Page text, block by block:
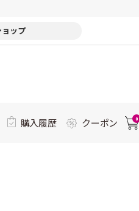
ョップ
購入履歴 クーポン 0